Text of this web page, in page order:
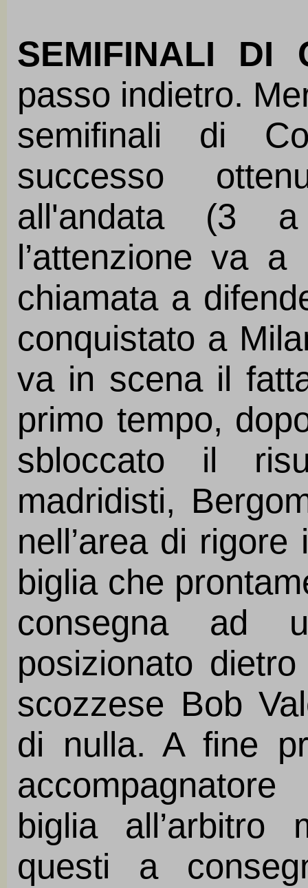
SEMIFINALI DI
passo indietro.
semifinali di
successo
all'andata (3
l’attenzione va
chiamata a
conquistato a
va in scena il
primo tempo,
sbloccato il
madridisti,
nell’area di
biglia che
consegna ad
posizionato
scozzese Bob
di nulla. A fine
biglia
questi a